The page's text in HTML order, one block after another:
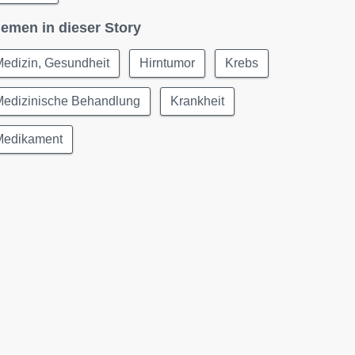
in dieser Story
Gesundheit Hirntumor Krebs
Behandlung Krankheit